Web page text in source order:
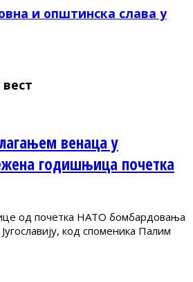
и општинска слава у
венаца у
годишњица почетка
од почетка НАТО бомбардовања
код споменика Палим